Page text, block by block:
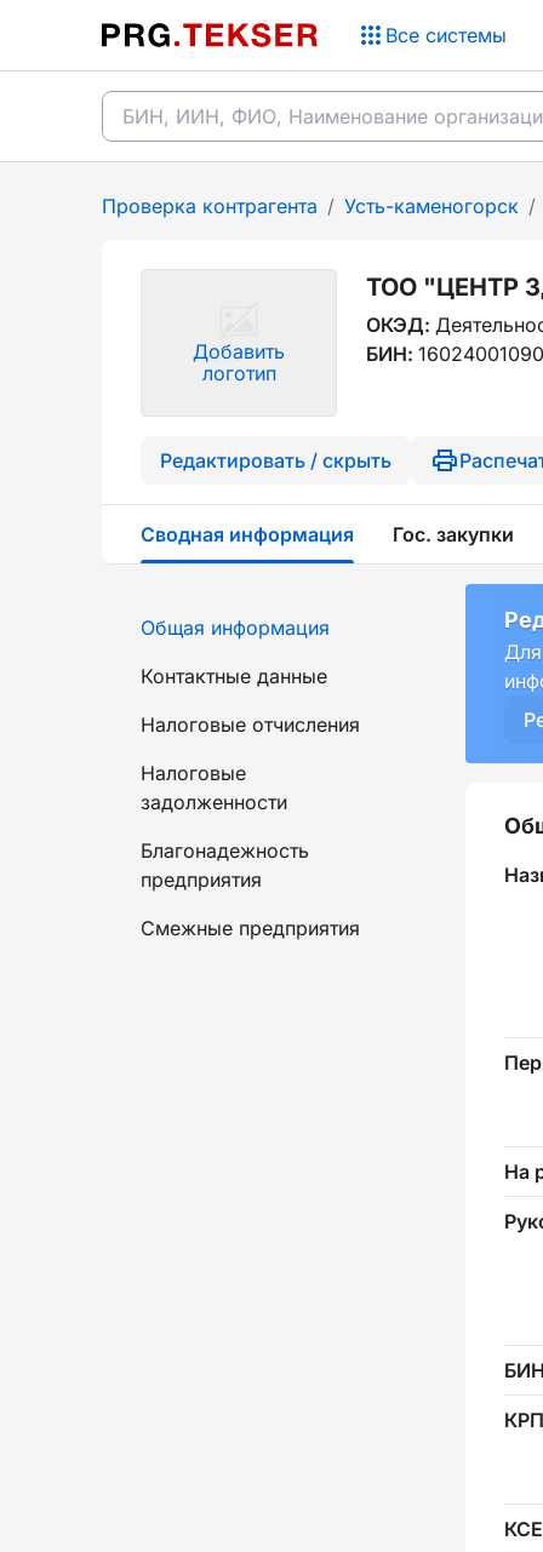
Все системы
Проверка контрагента / Усть-каменогорск /
Добавить
логотип
ТОО "ЦЕНТР
ОКЭД:
БИН:
Редактировать / скрыть
Сводная информация Гос. закупки
Общая информация
Контактные данные
Налоговые отчисления
Налоговые
задолженности
Благонадежность
предприятия
Смежные предприятия
Для
На
КРП
КСЕ